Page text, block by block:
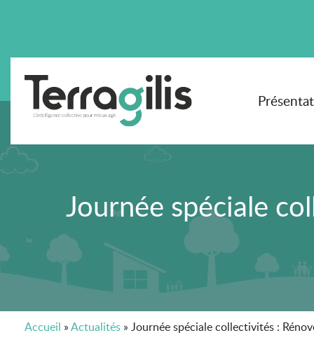
Journée spéciale
Accueil »Actualités » Journée spéciale collectivités :